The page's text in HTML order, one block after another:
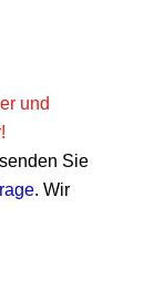
und
Sie
. Wir